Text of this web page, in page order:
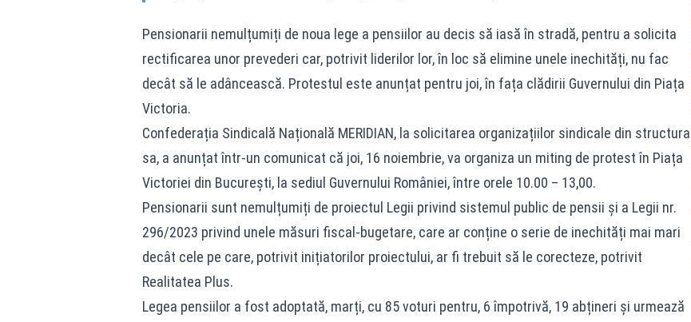
Pensionarii nemulțumiți de noua lege a pensiilor au decis să iasă în stradă, pentru a solicita
rectificarea unor prevederi car, potrivit liderilor lor, în loc să elimine unele inechități, nu fac
decât să le adâncească. Protestul este anunțat pentru joi, în fața clădirii Guvernului din Piața
Victoria.
Confederația Sindicală Națională MERIDIAN, la solicitarea organizațiilor sindicale din structura
sa, a anunțat într-un comunicat că joi, 16 noiembrie, va organiza un miting de protest în Piața
Victoriei din București, la sediul Guvernului României, între orele 10.00 – 13,00.
Pensionarii sunt nemulțumiți de proiectul Legii privind sistemul public de pensii și a Legii nr.
296/2023 privind unele măsuri fiscal-bugetare, care ar conține o serie de inechități mai mari
decât cele pe care, potrivit inițiatorilor proiectului, ar fi trebuit să le corecteze, potrivit
Realitatea Plus.
Legea pensiilor a fost adoptată, marți, cu 85 voturi pentru, 6 împotrivă, 19 abțineri și urmează